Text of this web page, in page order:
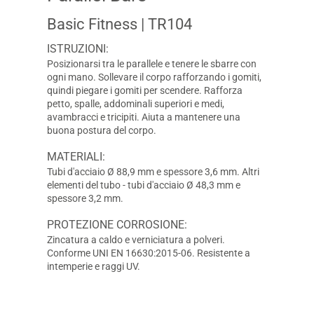
Basic Fitness | TR104
ISTRUZIONI:
Posizionarsi tra le parallele e tenere le sbarre con
ogni mano. Sollevare il corpo rafforzando i gomiti,
quindi piegare i gomiti per scendere. Rafforza
petto, spalle, addominali superiori e medi,
avambracci e tricipiti. Aiuta a mantenere una
buona postura del corpo.
MATERIALI:
Tubi d'acciaio Ø 88,9 mm e spessore 3,6 mm. Altri
elementi del tubo - tubi d'acciaio Ø 48,3 mm e
spessore 3,2 mm.
PROTEZIONE CORROSIONE:
Zincatura a caldo e verniciatura a polveri.
Conforme UNI EN 16630:2015-06. Resistente a
intemperie e raggi UV.